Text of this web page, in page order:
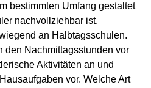
bestimmten Umfang gestaltet
nachvollziehbar ist.
an Halbtagsschulen.
den Nachmittagsstunden vor
Aktivitäten an und
vor. Welche Art